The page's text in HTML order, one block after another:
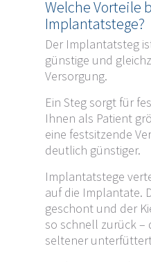
Welche Vorteile
Implantatstege?
Der Implantatsteg
günstige und
Versorgung.
Ein Steg sorgt für
Ihnen als Patient
eine festsitzende
deutlich günstiger.
Implantatstege
auf die Implantate.
geschont und der
so schnell zurück –
seltener